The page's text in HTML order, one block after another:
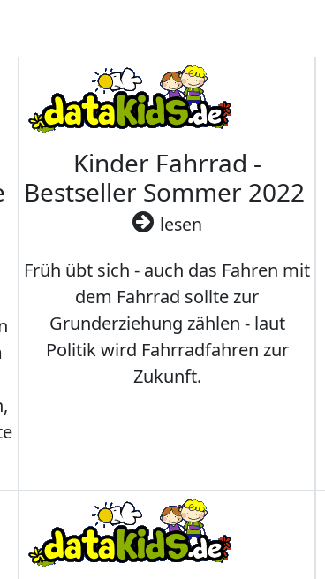
Kinder Fahrrad -
Bestseller Sommer 2022
lesen
Früh übt sich - auch das Fahren mit
dem Fahrrad sollte zur
Grunderziehung zählen - laut
Politik wird Fahrradfahren zur
Zukunft.